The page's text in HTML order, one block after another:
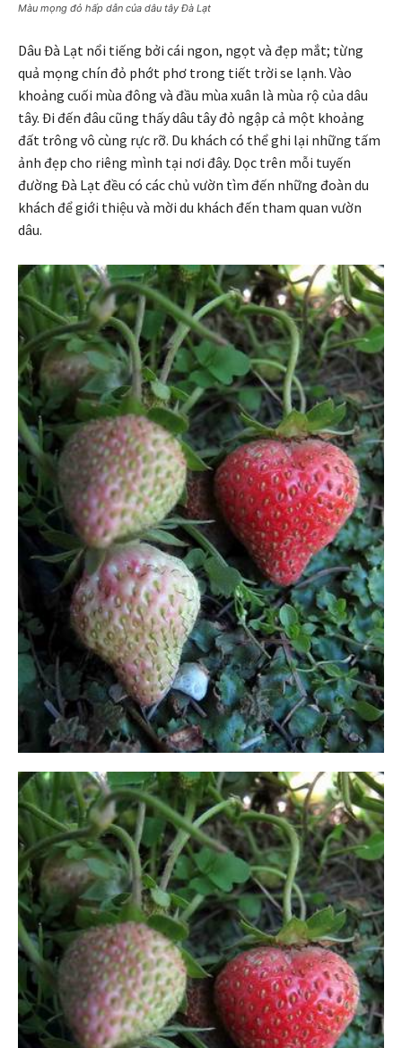
Màu mọng đỏ hấp dẫn của dâu tây Đà Lạt
Dâu Đà Lạt nổi tiếng bởi cái ngon, ngọt và đẹp mắt; từng
quả mọng chín đỏ phớt phơ trong tiết trời se lạnh. Vào
khoảng cuối mùa đông và đầu mùa xuân là mùa rộ của dâu
tây. Đi đến đâu cũng thấy dâu tây đỏ ngập cả một khoảng
đất trông vô cùng rực rỡ. Du khách có thể ghi lại những tấm
ảnh đẹp cho riêng mình tại nơi đây. Dọc trên mỗi tuyến
đường Đà Lạt đều có các chủ vườn tìm đến những đoàn du
khách để giới thiệu và mời du khách đến tham quan vườn
dâu.